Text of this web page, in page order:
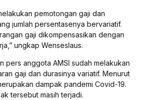
pemotongan gaji dan
jumlah persentasenya bervariatif.
gaji dikompensasikan dengan
ungkap Wenseslaus.
pers anggota AMSI sudah melakukan
gaji dan durasinya variatif. Menurut
dampak pandemi Covid-19.
tersebut masih terjadi.